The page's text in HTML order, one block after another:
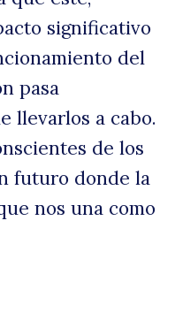
significativo
del
pasa
llevarlos a cabo.
de los
futuro donde la
nos una como